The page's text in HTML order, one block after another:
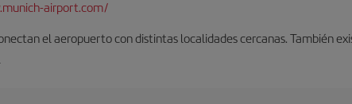
airport.com/
el aeropuerto con distintas localidades cercanas. También